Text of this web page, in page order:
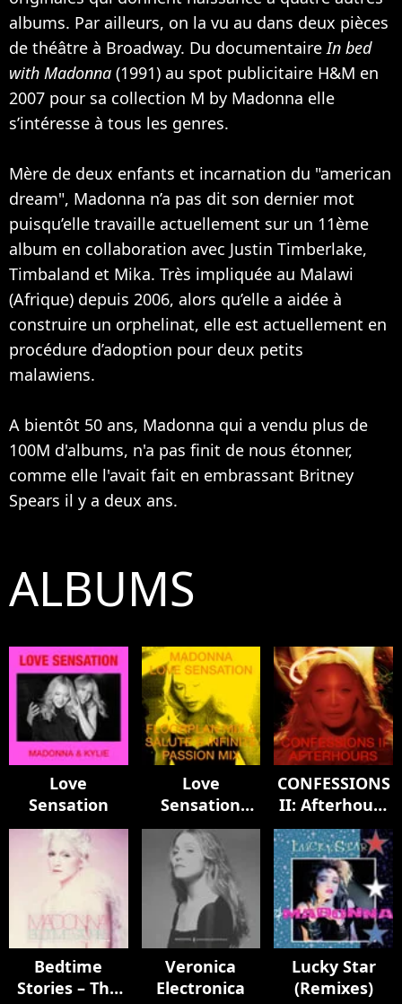
albums. Par ailleurs, on la vu au dans deux pièces
de théâtre à Broadway. Du documentaire In bed
with Madonna (1991) au spot publicitaire H&M en
2007 pour sa collection M by Madonna elle
s’intéresse à tous les genres.
Mère de deux enfants et incarnation du "american
dream", Madonna n’a pas dit son dernier mot
puisqu’elle travaille actuellement sur un 11ème
album en collaboration avec Justin Timberlake,
Timbaland et Mika. Très impliquée au Malawi
(Afrique) depuis 2006, alors qu’elle a aidée à
construire un orphelinat, elle est actuellement en
procédure d’adoption pour deux petits
malawiens.
A bientôt 50 ans, Madonna qui a vendu plus de
100M d'albums, n'a pas finit de nous étonner,
comme elle l'avait fait en embrassant Britney
Spears il y a deux ans.
ALBUMS
Love
Sensation
Love
Sensation
Remixes
CONFESSIONS
II: Afterhours
Edition
Bedtime
Stories – The
Veronica
Electronica
Lucky Star
(Remixes)